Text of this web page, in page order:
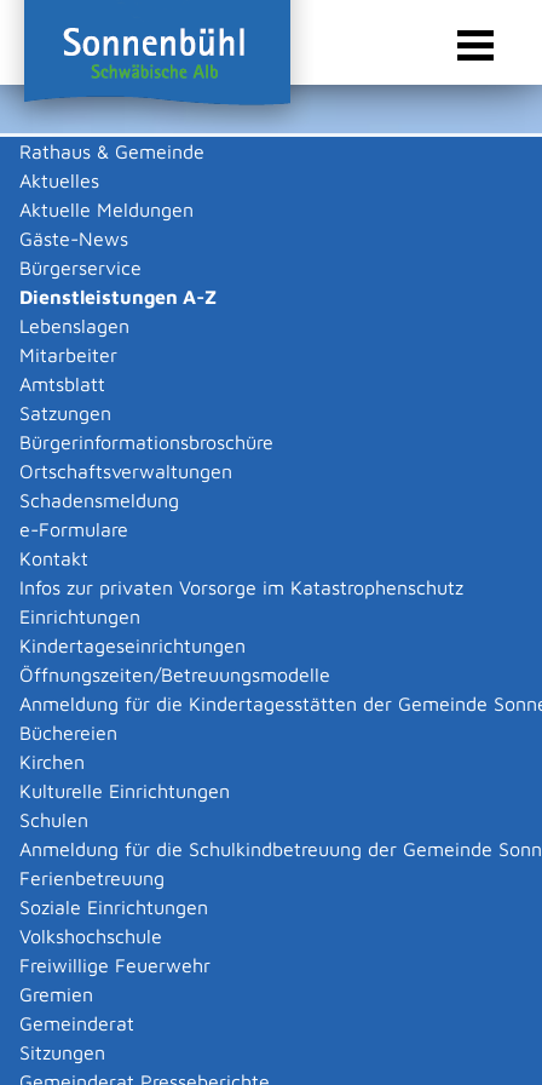
Rathaus & Gemeinde
Aktuelles
Aktuelle Meldungen
Gäste-News
Bürgerservice
Dienstleistungen A-Z
Lebenslagen
Mitarbeiter
Amtsblatt
Satzungen
Bürgerinformationsbroschüre
Ortschaftsverwaltungen
Schadensmeldung
e-Formulare
Kontakt
Infos zur privaten Vorsorge im Katastrophenschutz
Einrichtungen
Kindertageseinrichtungen
Öffnungszeiten/Betreuungsmodelle
Anmeldung für die Kindertagesstätten der Gemeinde
Büchereien
Kirchen
Kulturelle Einrichtungen
Schulen
Anmeldung für die Schulkindbetreuung der Gemeinde
Ferienbetreuung
Soziale Einrichtungen
Volkshochschule
Freiwillige Feuerwehr
Gremien
Gemeinderat
Sitzungen
Sie sind hier:
Dienstleistungen A-Z
Dienstleistungen A-Z
Leistungen
A B C D
Abwasserbeseitigung -
dezentrale Beseitigung von
Regenwasser beantragen
oder anzeigen
Wenn Sie Niederschlagswasser dezentral auf dem
eigenen Grundstück beseitigen wollen, benötigen Sie
dafür eine wasserrechtliche Erlaubnis.
Nur in bestimmten Fällen ist dies erlaubnisfrei möglich.
Grundstückseigentümerinnen und
Grundstückseigentümer sowie Unternehmen müssen
das Niederschlagswassers ordnungsgemäß beseitigen.
Ist ein Grundstück nicht an die Kanalisation
angeschlossen, müssen Sie Niederschlagswasser, wenn
dies mit vertretbarem Aufwand und schadlos möglich
ist,
durch ortsnahe Versickerung oder
ortsnahe Einleitung in ein oberirdisches Gewässer
beseitigen.
Zuständige Stelle
die untere Wasserbehörde